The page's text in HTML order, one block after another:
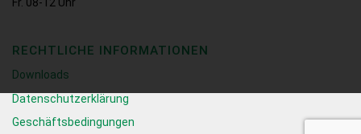
RECHTLICHE INFORMATIONEN
Downloads
Datenschutzerklärung
Geschäftsbedingungen